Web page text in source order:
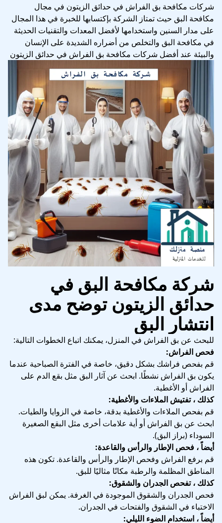
شركات مكافحة بق الفراش في حدائق الزيتون في مجال
مكافحة البق حيث تمتاز الشركة بإكتسابها للخبرة في هذا المجال
على مدار السنين واستخدامها لأفضل المعدات والتقنيات الحديثة
في مكافحة البق والتخلص من أضراره الشديدة على الإنسان
والبيئة عند أفضل شركات مكافحة بق الفراش في حدائق الزيتون
شركة مكافحة البق في
حدائق الزيتون توضح مدى
انتشار البق
للبحث عن بق الفراش في المنزل، يمكنك اتباع الخطوات التالية:
فحص الفراش:
قم بفحص فراشك بشكل دقيق، خاصة في الفترة الصباحية عندما
يكون بق الفراش نشطًا. ابحث عن آثار البق مثل بقع الدم على
الفراش أو الأغطية.
كذلك ، تفتيش الملاءات والأغطية:
قم بفحص الملاءات والأغطية بدقة، خاصة في الزوايا والطيات.
ابحث عن بق الفراش أو أية علامات أخرى مثل البقع الصغيرة
السوداء (براز البق).
أيضاً ، فحص الإطار والرأس والقاعدة:
قم برفع الفراش وفحص الإطار والرأس والقاعدة. تكون هذه
المناطق المظلمة والرطبة مكانًا مثاليًا للبق.
كذلك ، تفحص الجدران والشقوق:
فحص الجدران والشقوق الموجودة في الغرفة. يمكن لبق الفراش
الاختباء في الشقوق والفتحات في الجدران.
أيضاً ، استخدام الضوء الليلي: